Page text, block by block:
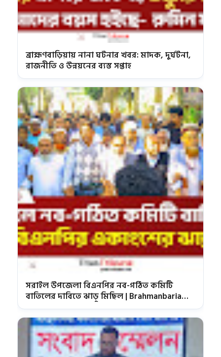
ব্রাহ্মণবাড়িয়ায় নানা ঘটনার খবর: মাদক, দুর্ঘটনা,
রাজনীতি ও উন্নয়নের ব্যস্ত সপ্তাহ
সরাইল উপজেলা বিএনপির নব-গঠিত কমিটি
বাতিলের দাবিতে ঝাড়ু মিছিল | Brahmanbaria
BNP News | Sarail BNP News | TitasTribune